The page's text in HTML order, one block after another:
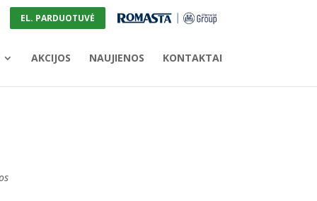
EL. PARDUOTUVĖ
AKCIJOS NAUJIENOS KONTAKTAI